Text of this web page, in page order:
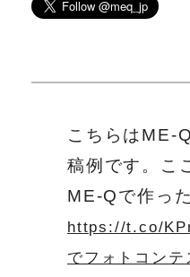
こちらはME-
稿例です。こ
ME-Qで作っ
https://t.co/
でフォトコンテ